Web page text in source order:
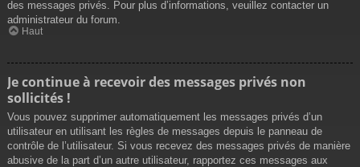
des messages privés. Pour plus d’informations, veuillez contacter un
administrateur du forum.
Haut
Je continue à recevoir des messages privés non
sollicités !
Vous pouvez supprimer automatiquement les messages privés d’un
utilisateur en utilisant les règles de messages depuis le panneau de
contrôle de l’utilisateur. Si vous recevez des messages privés de manière
abusive de la part d’un autre utilisateur, rapportez ces messages aux